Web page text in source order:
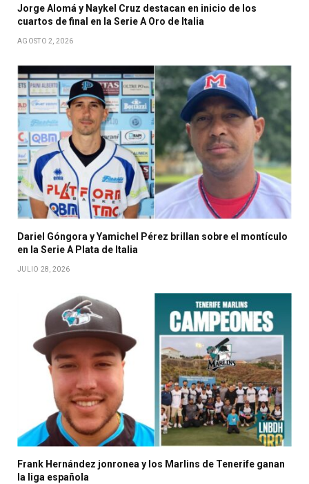
Jorge Alomá y Naykel Cruz destacan en inicio de los
cuartos de final en la Serie A Oro de Italia
AGOSTO 2, 2026
Dariel Góngora y Yamichel Pérez brillan sobre el montículo
en la Serie A Plata de Italia
JULIO 28, 2026
Frank Hernández jonronea y los Marlins de Tenerife ganan
la liga española